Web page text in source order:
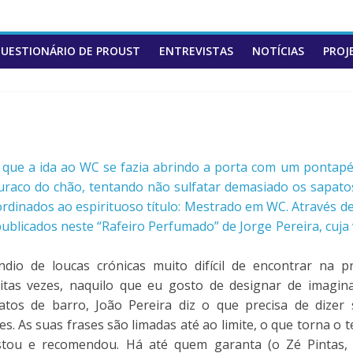
DE PROUST ENTREVISTAS NOTÍCIAS
a ida ao WC se fazia abrindo a porta com um
do chão, tentando não sulfatar demasiado os
ao espirituoso título: Mestrado em WC. Através
neste “Rafeiro Perfumado” de Jorge Pereira, cuja
de loucas crónicas muito difícil de encontrar na
vezes, naquilo que eu gosto de designar de
de barro, João Pereira diz o que precisa de dizer
As suas frases são limadas até ao limite, o que torna o
e recomendou. Há até quem garanta (o Zé